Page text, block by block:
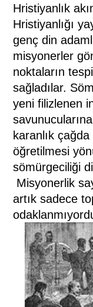
Hristiyanlık
Hristiyanlığı
genç din
misyonerler
noktaların
sağladılar.
yeni filizlenen
karanlık çağda
öğretilmesi
sömürgeciliği
Misyonerlik
artık sadece